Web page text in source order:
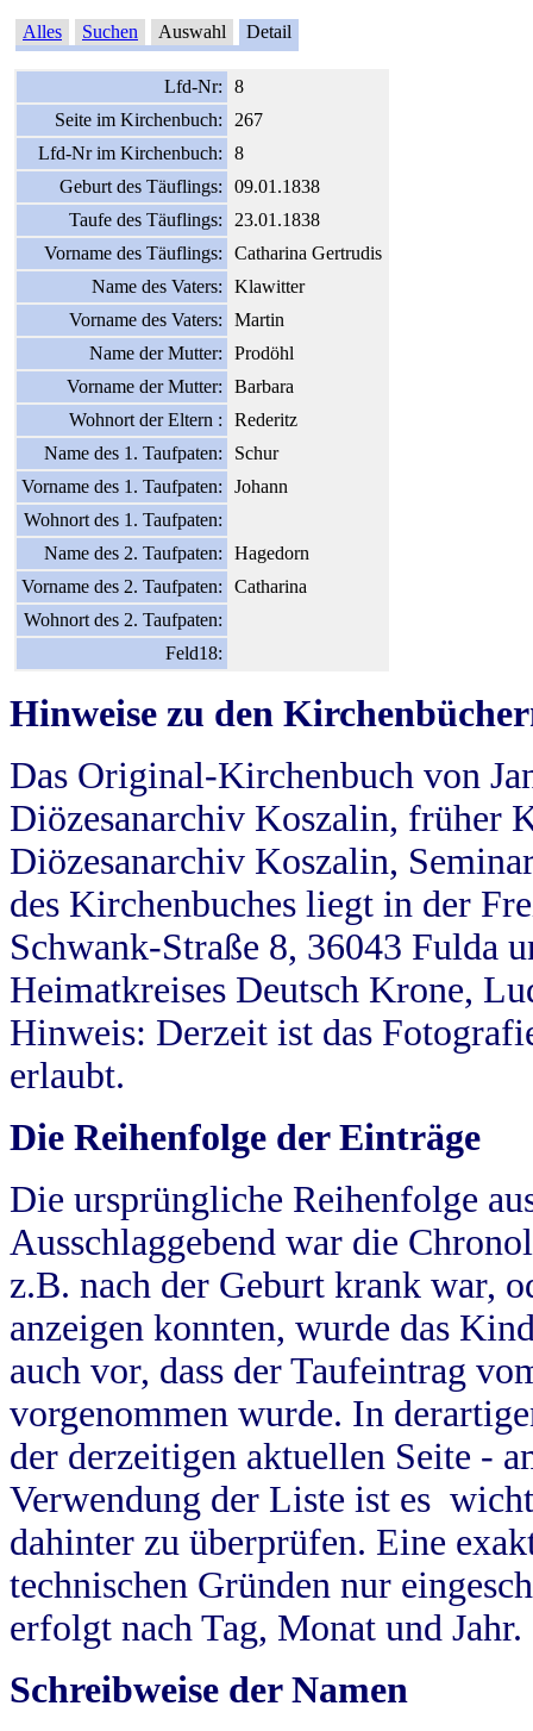
Alles Suchen Auswahl Detail
Lfd-Nr:
8
Seite im Kirchenbuch:
267
Lfd-Nr im Kirchenbuch:
8
Geburt des Täuflings:
09.01.1838
Taufe des Täuflings:
23.01.1838
Vorname des Täuflings:
Catharina Gertrudis
Name des Vaters:
Klawitter
Vorname des Vaters:
Martin
Name der Mutter:
Prodöhl
Vorname der Mutter:
Barbara
Wohnort der Eltern :
Rederitz
Name des 1. Taufpaten:
Schur
Vorname des 1. Taufpaten:
Johann
Wohnort des 1. Taufpaten:
Name des 2. Taufpaten:
Hagedorn
Vorname des 2. Taufpaten:
Catharina
Wohnort des 2. Taufpaten:
Feld18:
Hinweise zu den
Das Original-Kirchenbuch von
Diözesanarchiv Koszalin, früher
Diözesanarchiv Koszalin,
des Kirchenbuches liegt in der
Schwank-Straße 8, 36043 Fulda
Heimatkreises Deutsch Krone,
Hinweis: Derzeit ist das
erlaubt.
Die Reihenfolge der Einträge
Die ursprüngliche Reihenfolge
Ausschlaggebend war die
z.B. nach der Geburt krank war,
anzeigen konnten, wurde das
auch vor, dass der Taufeintrag
vorgenommen wurde. In
der derzeitigen aktuellen Seite -
Verwendung der Liste ist es
dahinter zu überprüfen. Eine
technischen Gründen nur
erfolgt nach Tag, Monat und Jahr.
Schreibweise der Namen